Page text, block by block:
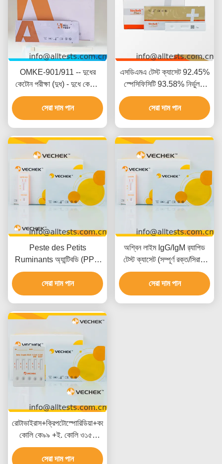
OMKE-901/911 -- দুধের
কেটোন পরীক্ষা (দুধ) - দুধে কেটোন
সনাক্তকরণের জন্য
সেরা দাম পান
এসডিএমএ টেস্ট ক্যাসেট 92.45%
স্পেসিফিসিটি 93.58% নির্ভুলতা
এবং 94.64% সংবেদনশীলতার
সাথে কুকুর এবং বিড়াল পরীক্ষার জন্য
পশুচিকিত্সা দ্রুত পরীক্ষার কিট
সেরা দাম পান
Peste des Petits
Ruminants অ্যান্টিবডি (PPR
Ab) র্যাপিড টেস্ট ক্যাসেট (পুরো
রক্ত/সিরাম/প্লাস্মা)
সেরা দাম পান
অশ্বিন লাইম IgG/IgM র‍্যাপিড
টেস্ট ক্যাসেট (সম্পূর্ণ রক্ত/সিরাম/
প্লাজমা)
সেরা দাম পান
রোটাভাইরাস+ক্রিপটোস্পোরিডিয়া+করোনাভাইরাস+ই.
কোলি কে৯৯ +ই. কোলি ও১৫৭
অ্যান্টিজেন কম্বো র্যাপিড টেস্ট
ক্যাসেট (ফেক্সিস)
সেরা দাম পান